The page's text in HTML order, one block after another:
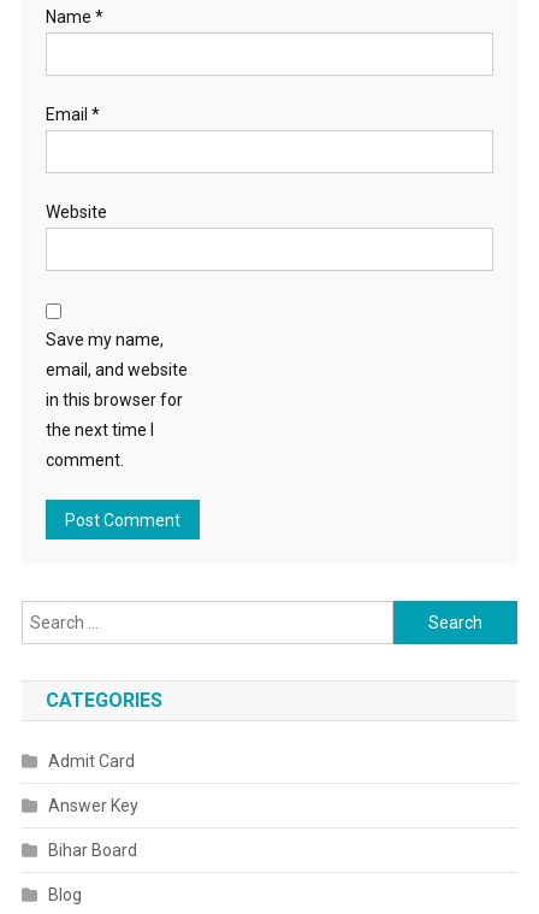
Name *
Email *
Website
Save my name,
email, and website
in this browser for
the next time I
comment.
Search
for:
CATEGORIES
Admit Card
Answer Key
Bihar Board
Blog